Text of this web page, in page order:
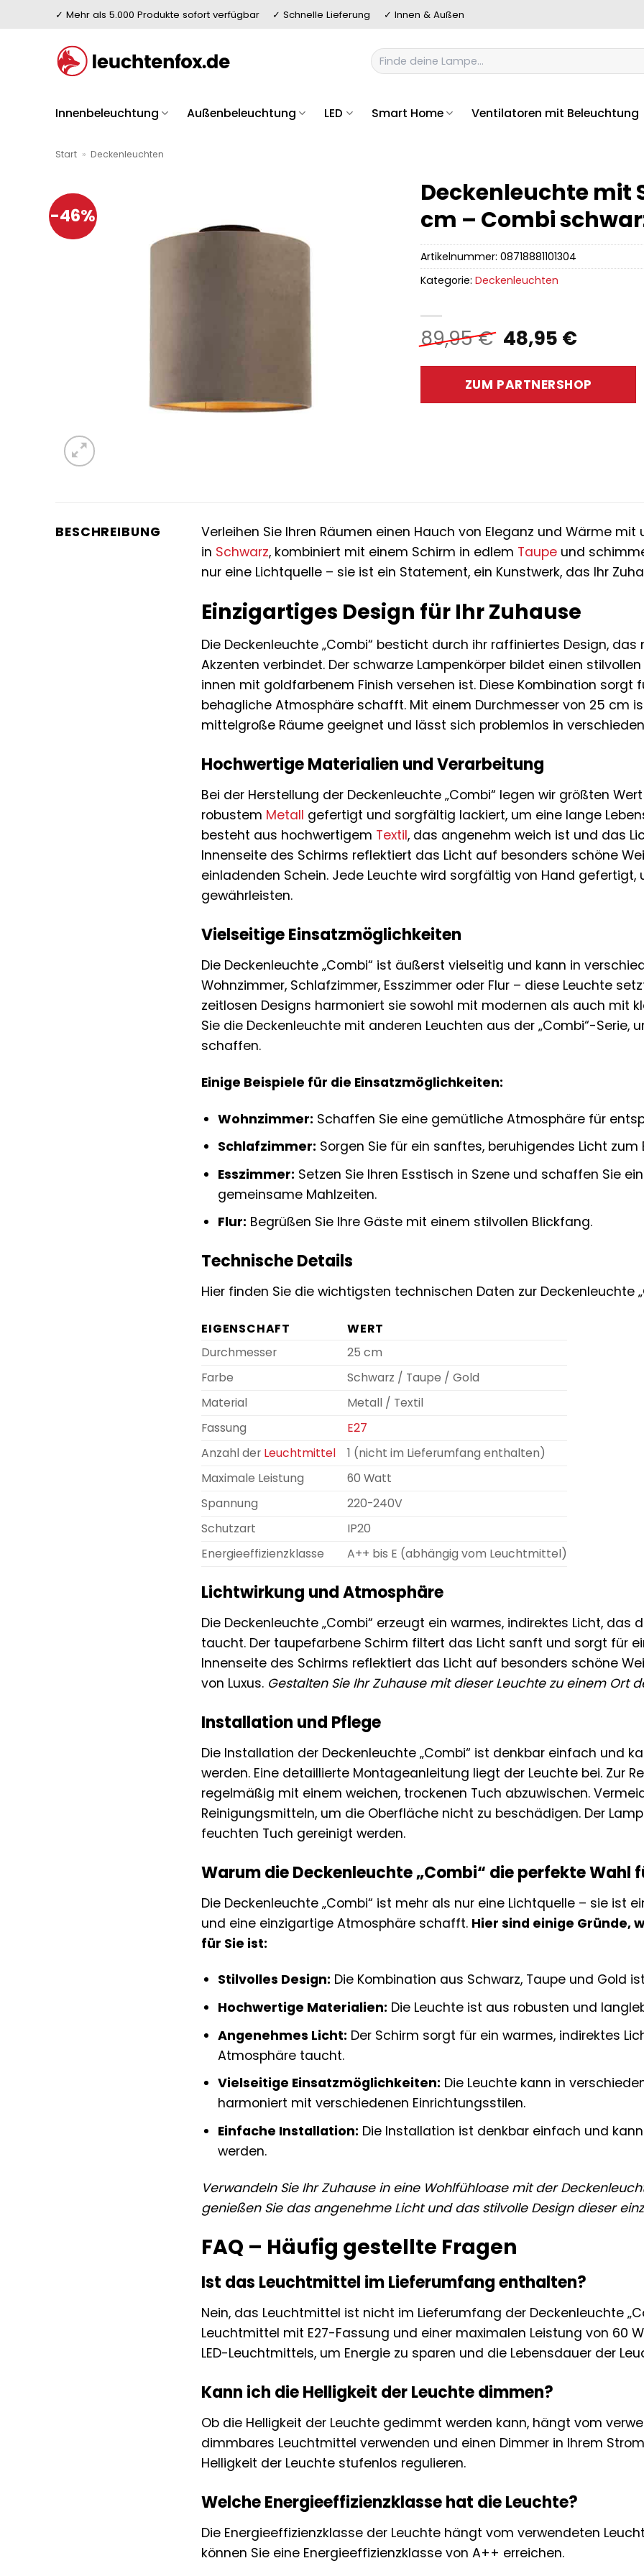
✓ Mehr als 5.000 Produkte sofort verfügbar ✓ Schnelle Lieferung ✓ Innen & Außen
Suchen
nach:
Innenbeleuchtung Außenbeleuchtung LED Smart Home Ventilatoren mit Beleuchtung
Start » Deckenleuchten
-46%
Deckenleuchte mit
cm – Combi
89,95€ Ursprünglicher
Preis
war:
89,95 €
48,95 €
ist:
48,95 €.
ZUM PARTNERSHOP
Artikelnummer:08718881101304
Kategorie:Deckenleuchten
BESCHREIBUNG Verleihen Sie Ihren Räumen einen Hauch von Eleganz und Wärme mit
in Schwarz, kombiniert mit einem Schirm in edlem Taupe und
nur eine Lichtquelle – sie ist ein Statement, ein Kunstwerk, das Ihr
Einzigartiges Design für Ihr Zuhause
Die Deckenleuchte „Combi“ besticht durch ihr raffiniertes Design,
Akzenten verbindet. Der schwarze Lampenkörper bildet einen
innen mit goldfarbenem Finish versehen ist. Diese Kombination sorgt
behagliche Atmosphäre schafft. Mit einem Durchmesser von 25 cm
mittelgroße Räume geeignet und lässt sich problemlos in
Hochwertige Materialien und Verarbeitung
Bei der Herstellung der Deckenleuchte „Combi“ legen wir größten
robustem Metall gefertigt und sorgfältig lackiert, um eine lange
besteht aus hochwertigem Textil, das angenehm weich ist und das
Innenseite des Schirms reflektiert das Licht auf besonders schöne
einladenden Schein. Jede Leuchte wird sorgfältig von Hand
gewährleisten.
Vielseitige Einsatzmöglichkeiten
Die Deckenleuchte „Combi“ ist äußerst vielseitig und kann in
Wohnzimmer, Schlafzimmer, Esszimmer oder Flur – diese Leuchte
zeitlosen Designs harmoniert sie sowohl mit modernen als auch mit
Sie die Deckenleuchte mit anderen Leuchten aus der „Combi“-Serie,
schaffen.
Einige Beispiele für die Einsatzmöglichkeiten:
Wohnzimmer: Schaffen Sie eine gemütliche Atmosphäre für
Schlafzimmer: Sorgen Sie für ein sanftes, beruhigendes Licht
Esszimmer: Setzen Sie Ihren Esstisch in Szene und schaffen Sie
gemeinsame Mahlzeiten.
Flur: Begrüßen Sie Ihre Gäste mit einem stilvollen Blickfang.
Technische Details
Hier finden Sie die wichtigsten technischen Daten zur Deckenleuchte
EIGENSCHAFT
WERT
Durchmesser
25 cm
Farbe
Schwarz / Taupe / Gold
Material
Metall / Textil
Fassung
E27
Anzahl der Leuchtmittel
1 (nicht im Lieferumfang enthalten)
Maximale Leistung
60 Watt
Spannung
220-240V
Schutzart
IP20
Energieeffizienzklasse
A++ bis E (abhängig vom Leuchtmittel)
Lichtwirkung und Atmosphäre
Die Deckenleuchte „Combi“ erzeugt ein warmes, indirektes Licht,
taucht. Der taupefarbene Schirm filtert das Licht sanft und sorgt für
Innenseite des Schirms reflektiert das Licht auf besonders schöne
von Luxus. Gestalten Sie Ihr Zuhause mit dieser Leuchte zu einem Ort
Installation und Pflege
Die Installation der Deckenleuchte „Combi“ ist denkbar einfach und
werden. Eine detaillierte Montageanleitung liegt der Leuchte bei. Zur
regelmäßig mit einem weichen, trockenen Tuch abzuwischen.
Reinigungsmitteln, um die Oberfläche nicht zu beschädigen. Der
feuchten Tuch gereinigt werden.
Warum die Deckenleuchte „Combi“ die perfekte Wahl
Die Deckenleuchte „Combi“ ist mehr als nur eine Lichtquelle – sie ist
und eine einzigartige Atmosphäre schafft. Hier sind einige Gründe,
für Sie ist:
Stilvolles Design: Die Kombination aus Schwarz, Taupe und Gold
Hochwertige Materialien: Die Leuchte ist aus robusten und
Angenehmes Licht: Der Schirm sorgt für ein warmes, indirektes
Atmosphäre taucht.
Vielseitige Einsatzmöglichkeiten: Die Leuchte kann in
harmoniert mit verschiedenen Einrichtungsstilen.
Einfache Installation: Die Installation ist denkbar einfach und
werden.
Verwandeln Sie Ihr Zuhause in eine Wohlfühloase mit der
genießen Sie das angenehme Licht und das stilvolle Design dieser
FAQ – Häufig gestellte Fragen
Ist das Leuchtmittel im Lieferumfang enthalten?
Nein, das Leuchtmittel ist nicht im Lieferumfang der Deckenleuchte
Leuchtmittel mit E27-Fassung und einer maximalen Leistung von 60
LED-Leuchtmittels, um Energie zu sparen und die Lebensdauer der
Kann ich die Helligkeit der Leuchte dimmen?
Ob die Helligkeit der Leuchte gedimmt werden kann, hängt vom
dimmbares Leuchtmittel verwenden und einen Dimmer in Ihrem
Helligkeit der Leuchte stufenlos regulieren.
Welche Energieeffizienzklasse hat die Leuchte?
Die Energieeffizienzklasse der Leuchte hängt vom verwendeten
können Sie eine Energieeffizienzklasse von A++ erreichen.